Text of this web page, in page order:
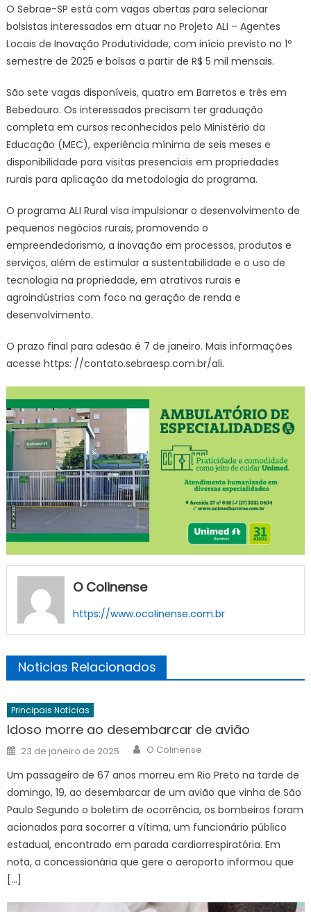
O Sebrae-SP está com vagas abertas para selecionar
bolsistas interessados em atuar no Projeto ALI – Agentes
Locais de Inovação Produtividade, com início previsto no 1º
semestre de 2025 e bolsas a partir de R$ 5 mil mensais.
São sete vagas disponíveis, quatro em Barretos e três em
Bebedouro. Os interessados precisam ter graduação
completa em cursos reconhecidos pelo Ministério da
Educação (MEC), experiência mínima de seis meses e
disponibilidade para visitas presenciais em propriedades
rurais para aplicação da metodologia do programa.
O programa ALI Rural visa impulsionar o desenvolvimento de
pequenos negócios rurais, promovendo o
empreendedorismo, a inovação em processos, produtos e
serviços, além de estimular a sustentabilidade e o uso de
tecnologia na propriedade, em atrativos rurais e
agroindústrias com foco na geração de renda e
desenvolvimento.
O prazo final para adesão é 7 de janeiro. Mais informações
acesse https: //contato.sebraesp.com.br/ali.
O Colinense
https://www.ocolinense.com.br
Noticias Relacionados
Principais Notícias
Idoso morre ao desembarcar de avião
Posted
on
23 de janeiro de 2025 Author
O Colinense
Um passageiro de 67 anos morreu em Rio Preto na tarde de
domingo, 19, ao desembarcar de um avião que vinha de São
Paulo Segundo o boletim de ocorrência, os bombeiros foram
acionados para socorrer a vítima, um funcionário público
estadual, encontrado em parada cardiorrespiratória. Em
nota, a concessionária que gere o aeroporto informou que
[…]